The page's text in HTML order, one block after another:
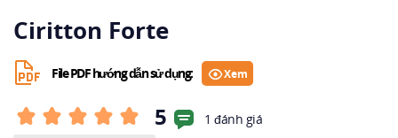
Ciritton Forte
File PDF hướng dẫn sử dụng: Xem
5
1 đánh giá